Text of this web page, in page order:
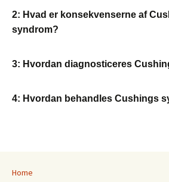
2: Hvad er konsekvenserne af
syndrom?
3: Hvordan diagnosticeres
4: Hvordan behandles Cushings
Home